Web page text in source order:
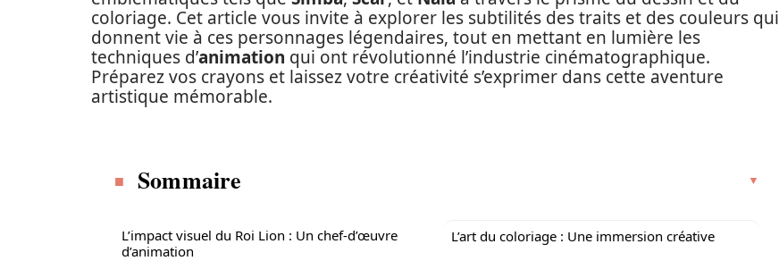
coloriage. Cet article vous invite à explorer les subtilités des traits et des couleurs qui
donnent vie à ces personnages légendaires, tout en mettant en lumière les
techniques d’animation qui ont révolutionné l’industrie cinématographique.
Préparez vos crayons et laissez votre créativité s’exprimer dans cette aventure
artistique mémorable.
Sommaire
L’impact visuel du Roi Lion : Un chef-d’œuvre
d’animation
L’art du coloriage : Une immersion créative